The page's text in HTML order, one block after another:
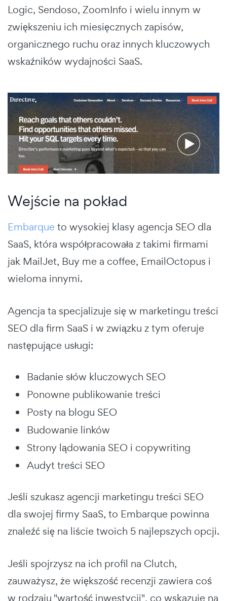
Logic, Sendoso, ZoomInfo i wielu innym w
zwiększeniu ich miesięcznych zapisów,
organicznego ruchu oraz innych kluczowych
wskaźników wydajności SaaS.
Wejście na pokład
Embarque to wysokiej klasy agencja SEO dla
SaaS, która współpracowała z takimi firmami
jak MailJet, Buy me a coffee, EmailOctopus i
wieloma innymi.
Agencja ta specjalizuje się w marketingu treści
SEO dla firm SaaS i w związku z tym oferuje
następujące usługi:
Badanie słów kluczowych SEO
Ponowne publikowanie treści
Posty na blogu SEO
Budowanie linków
Strony lądowania SEO i copywriting
Audyt treści SEO
Jeśli szukasz agencji marketingu treści SEO
dla swojej firmy SaaS, to Embarque powinna
znaleźć się na liście twoich 5 najlepszych opcji.
Jeśli spojrzysz na ich profil na Clutch,
zauważysz, że większość recenzji zawiera coś
w rodzaju "wartość inwestycji", co wskazuje na